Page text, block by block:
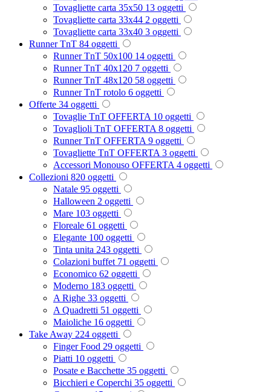
Tovagliette carta 35x50 13 oggetti
Tovagliette carta 33x44 2 oggetti
Tovagliette carta 33x40 3 oggetti
Runner TnT 84 oggetti
Runner TnT 50x100 14 oggetti
Runner TnT 40x120 7 oggetti
Runner TnT 48x120 58 oggetti
Runner TnT rotolo 6 oggetti
Offerte 34 oggetti
Tovaglie TnT OFFERTA 10 oggetti
Tovaglioli TnT OFFERTA 8 oggetti
Runner TnT OFFERTA 9 oggetti
Tovagliette TnT OFFERTA 3 oggetti
Accessori Monouso OFFERTA 4 oggetti
Collezioni 820 oggetti
Natale 95 oggetti
Halloween 2 oggetti
Mare 103 oggetti
Floreale 61 oggetti
Elegante 100 oggetti
Tinta unita 243 oggetti
Colazioni buffet 71 oggetti
Economico 62 oggetti
Moderno 183 oggetti
A Righe 33 oggetti
A Quadretti 51 oggetti
Maioliche 16 oggetti
Take Away 224 oggetti
Finger Food 29 oggetti
Piatti 10 oggetti
Posate e Bacchette 35 oggetti
Bicchieri e Coperchi 35 oggetti